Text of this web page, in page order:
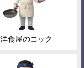
洋食屋のコック